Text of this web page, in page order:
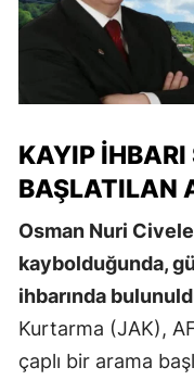
KAYIP İHBARI
BAŞLATILAN
Osman Nuri
kaybolduğunda,
ihbarında
Kurtarma (JAK),
çaplı bir arama